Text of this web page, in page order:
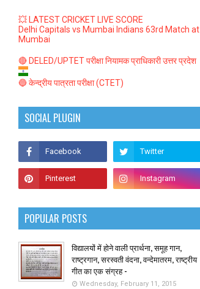
💥 LATEST CRICKET LIVE SCORE
Delhi Capitals vs Mumbai Indians 63rd Match at
Mumbai
🔴 DELED/UPTET परीक्षा नियामक प्राधिकारी उत्तर प्रदेश
🔵 केन्द्रीय पात्रता परीक्षा (CTET)
SOCIAL PLUGIN
POPULAR POSTS
विद्यालयों में होने वाली प्रार्थना, समूह गान,
राष्ट्रगान, सरस्वती वंदना, वन्देमातरम, राष्ट्रीय
गीत का एक संग्रह -
Wednesday, February 11, 2015